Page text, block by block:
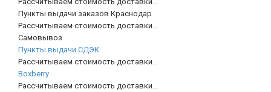
Пункты выдачи заказов Краснодар
Рассчитываем стоимость доставки...
Самовывоз
Пункты выдачи СДЭК
Рассчитываем стоимость доставки...
Boxberry
Рассчитываем стоимость доставки...